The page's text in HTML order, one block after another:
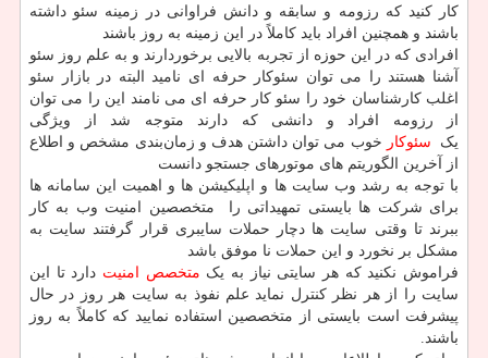
کار کنید که رزومه و سابقه و دانش فراوانی در زمینه سئو داشته
باشند و همچنین افراد باید کاملاً در این زمینه به روز باشند
افرادی که در این حوزه از تجربه بالایی برخوردارند و به علم روز سئو
آشنا هستند را می توان سئوکار حرفه ای نامید البته در بازار سئو
اغلب کارشناسان خود را سئو کار حرفه ای می نامند این را می توان
از رزومه افراد و دانشی که دارند متوجه شد از ویژگی
یک سئوکار خوب می توان داشتن هدف و زمان‌بندی مشخص و اطلاع
از آخرین الگوریتم های موتورهای جستجو دانست
با توجه به رشد وب سایت ها و اپلیکیشن ها و اهمیت این سامانه ها
برای شرکت ها بایستی تمهیداتی را متخصصین امنیت وب به کار
ببرند تا وقتی سایت ها دچار حملات سایبری قرار گرفتند سایت به
مشکل بر نخورد و این حملات نا موفق باشد
فراموش نکنید که هر سایتی نیاز به یک متخصص امنیت دارد تا این
سایت را از هر نظر کنترل نماید علم نفوذ به سایت هر روز در حال
پیشرفت است بایستی از متخصصین استفاده نمایید که کاملاً به روز
باشند.